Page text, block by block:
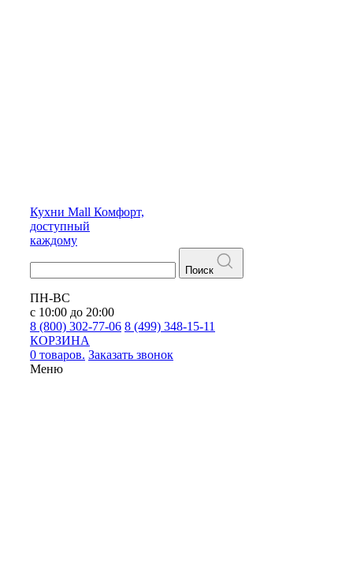
Кухни Mall Комфорт,
доступный
каждому
Поиск
ПН-ВС
с 10:00 до 20:00
8 (800) 302-77-06 8 (499) 348-15-11
КОРЗИНА
0 товаров. Заказать звонок
Меню